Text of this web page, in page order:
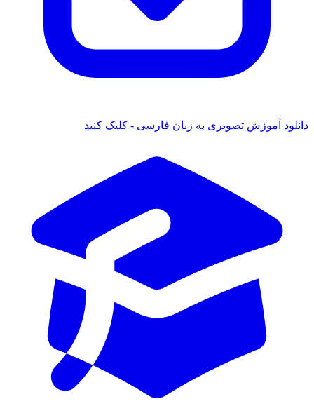
آموزش تصویری به زبان فارسی - کلیک کنید